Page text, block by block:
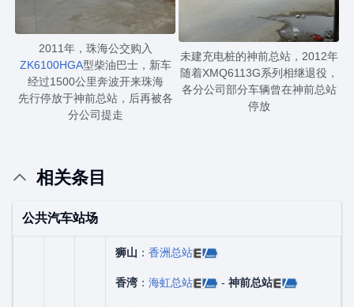
2011年，珠海公交购入
ZK6100HGA型柴油巴士，新车
经过1500公里奔波开来珠海
先行停放于神前总站，后再被各
分公司提走
未建充电桩的神前总站，2012年
随着XMQ6113G系列相继退役，
各分公司部分车辆曾在神前总站
停放
相关条目
公共汽车站场
狮山 ： 香洲总站
香湾 ： 海虹总站 - 神前总站